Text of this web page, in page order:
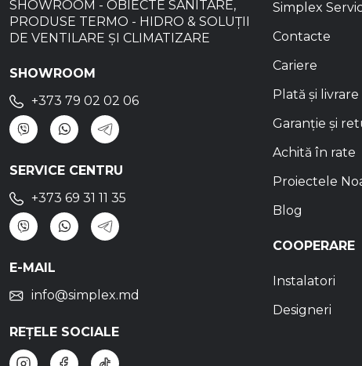
SHOWROOM - OBIECTE SANITARE,
PRODUSE TERMO - HIDRO & SOLUȚII
DE VENTILARE ȘI CLIMATIZARE
SHOWROOM
+373 79 02 02 06
SERVICE CENTRU
+373 69 31 11 35
E-MAIL
info@simplex.md
REȚELE SOCIALE
Simplex
Contacte
Cariere
Plată și livrare
Garanție și
Achită în rate
Proiectele
Blog
COOPERARE
Instalatori
Designeri